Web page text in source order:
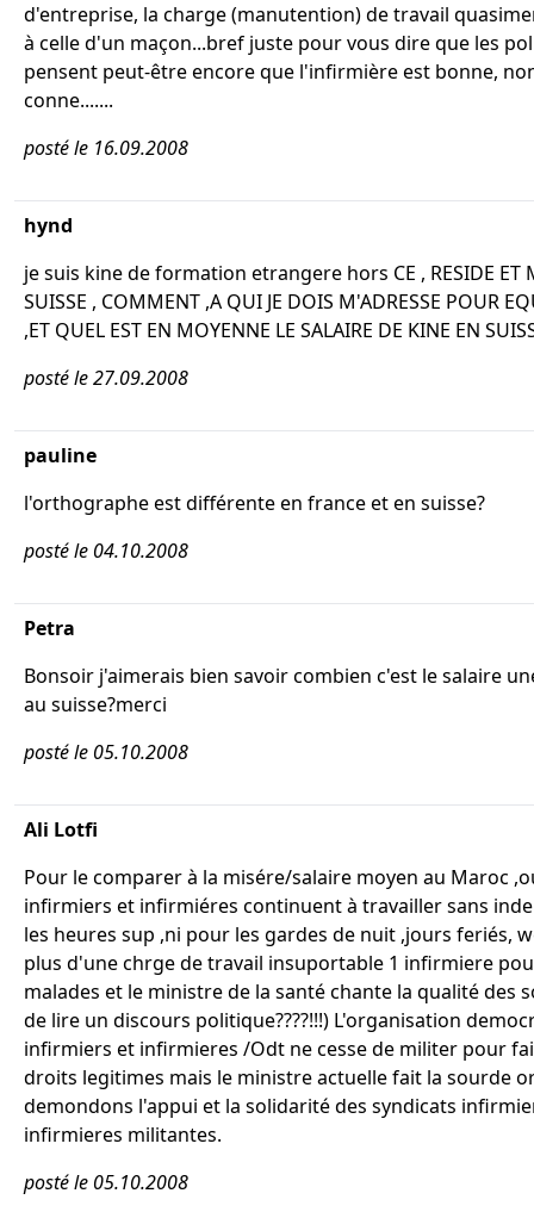
d'entreprise, la charge (manutention) de travail
à celle d'un maçon...bref juste pour vous dire que les
pensent peut-être encore que l'infirmière est bonne,
conne.......
posté le 16.09.2008
hynd
je suis kine de formation etrangere hors CE , RESIDE ET
SUISSE , COMMENT ,A QUI JE DOIS M'ADRESSE POUR
,ET QUEL EST EN MOYENNE LE SALAIRE DE KINE EN
posté le 27.09.2008
pauline
l'orthographe est différente en france et en suisse?
posté le 04.10.2008
Petra
Bonsoir j'aimerais bien savoir combien c'est le salaire
au suisse?merci
posté le 05.10.2008
Ali Lotfi
Pour le comparer à la misére/salaire moyen au Maroc
infirmiers et infirmiéres continuent à travailler sans
les heures sup ,ni pour les gardes de nuit ,jours feriés,
plus d'une chrge de travail insuportable 1 infirmiere
malades et le ministre de la santé chante la qualité des
de lire un discours politique????!!!) L'organisation
infirmiers et infirmieres /Odt ne cesse de militer pour
droits legitimes mais le ministre actuelle fait la sourde
demondons l'appui et la solidarité des syndicats
infirmieres militantes.
posté le 05.10.2008